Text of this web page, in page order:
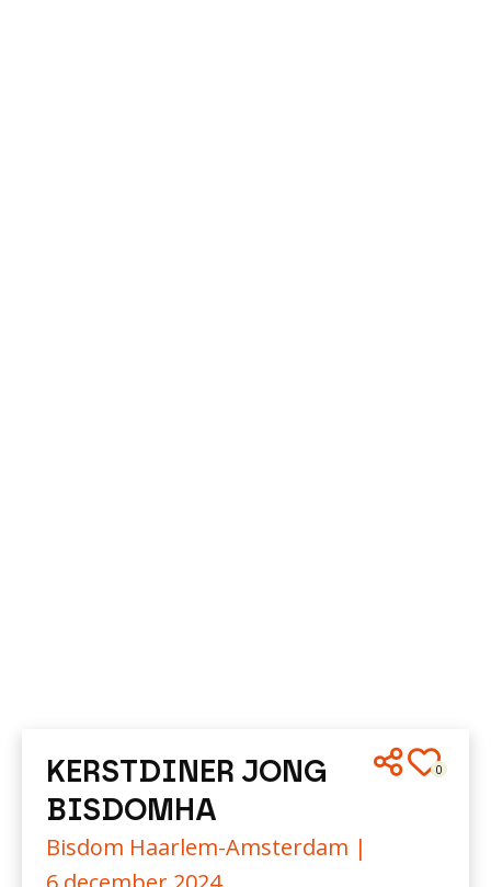
0
KERSTDINER JONG
BISDOMHA
Bisdom Haarlem-Amsterdam |